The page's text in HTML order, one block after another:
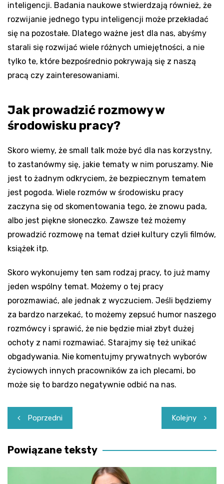
inteligencji. Badania naukowe stwierdzają również, że
rozwijanie jednego typu inteligencji może przekładać
się na pozostałe. Dlatego ważne jest dla nas, abyśmy
starali się rozwijać wiele różnych umiejętności, a nie
tylko te, które bezpośrednio pokrywają się z naszą
pracą czy zainteresowaniami.
Jak prowadzić rozmowy w
środowisku pracy?
Skoro wiemy, że small talk może być dla nas korzystny,
to zastanówmy się, jakie tematy w nim poruszamy. Nie
jest to żadnym odkryciem, że bezpiecznym tematem
jest pogoda. Wiele rozmów w środowisku pracy
zaczyna się od skomentowania tego, że znowu pada,
albo jest piękne słoneczko. Zawsze też możemy
prowadzić rozmowę na temat dzieł kultury czyli filmów,
książek itp.
Skoro wykonujemy ten sam rodzaj pracy, to już mamy
jeden wspólny temat. Możemy o tej pracy
porozmawiać, ale jednak z wyczuciem. Jeśli będziemy
za bardzo narzekać, to możemy zepsuć humor naszego
rozmówcy i sprawić, że nie będzie miał zbyt dużej
ochoty z nami rozmawiać. Starajmy się też unikać
obgadywania. Nie komentujmy prywatnych wyborów
życiowych innych pracowników za ich plecami, bo
może się to bardzo negatywnie odbić na nas.
Nawigacja
wpisu
Poprzedni Kolejny
Powiązane teksty